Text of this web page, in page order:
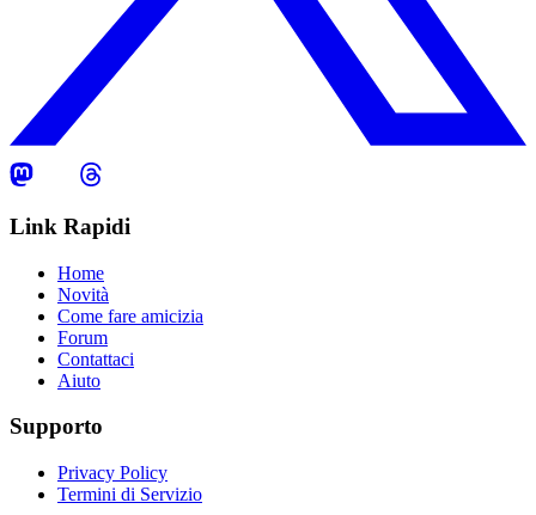
Link Rapidi
Home
Novità
Come fare amicizia
Forum
Contattaci
Aiuto
Supporto
Privacy Policy
Termini di Servizio